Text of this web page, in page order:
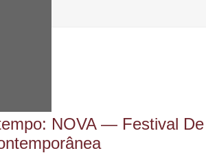
NOVA — Festival De